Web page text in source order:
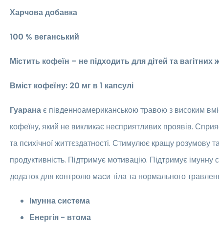
Харчова добавка
100 % веганський
Містить кофеїн – не підходить для дітей та вагітних
Вміст кофеїну: 20 мг в 1 капсулі
Гуаранає південноамериканською травою з високим
кофеїну, який не викликає несприятливих проявів.
та психічної життєздатності. Стимулює кращу розумову
продуктивність. Підтримує мотивацію. Підтримує
додаток для контролю маси тіла та нормального
Імунна система
Енергія - втома